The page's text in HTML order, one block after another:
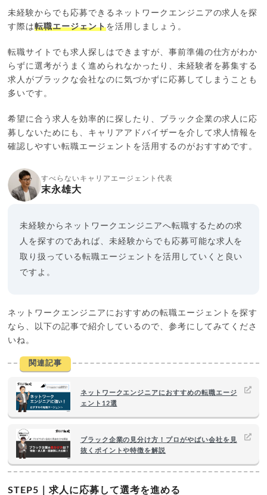
未経験からでも応募できるネットワークエンジニアの求人を探
す際は転職エージェントを活用しましょう。
転職サイトでも求人探しはできますが、事前準備の仕方がわか
らずに選考がうまく進められなかったり、未経験者を募集する
求人がブラックな会社なのに気づかずに応募してしまうことも
多いです。
希望に合う求人を効率的に探したり、ブラック企業の求人に応
募しないためにも、キャリアアドバイザーを介して求人情報を
確認しやすい転職エージェントを活用するのがおすすめです。
すべらないキャリアエージェント代表
末永雄大
未経験からネットワークエンジニアへ転職するための求
人を探すのであれば、未経験からでも応募可能な求人を
取り扱っている転職エージェントを活用していくと良い
ですよ。
ネットワークエンジニアにおすすめの転職エージェントを探す
なら、以下の記事で紹介しているので、参考にしてみてくださ
いね。
関連記事
ネットワークエンジニアにおすすめの転職エージ
ェント12選
ブラック企業の見分け方！プロがやばい会社を見
抜くポイントや特徴を解説
STEP5｜求人に応募して選考を進める